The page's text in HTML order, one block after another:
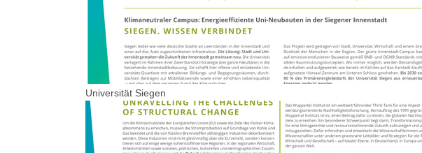
Universität Siegen